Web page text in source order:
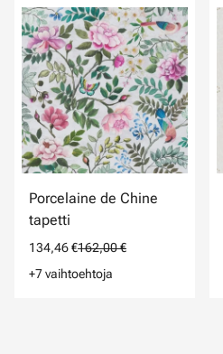
Porcelaine de Chine
tapetti
134,46 €162,00 €
+7 vaihtoehtoja